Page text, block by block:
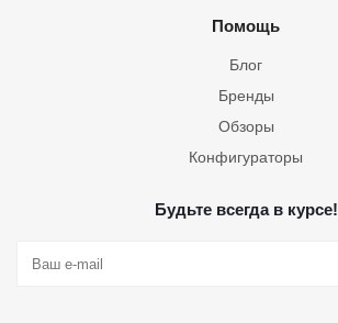
Помощь
Блог
Бренды
Обзоры
Конфигураторы
Будьте всегда в курсе!